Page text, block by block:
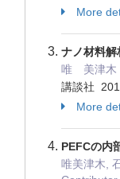
More
ナノ材料解
唯 美津木
講談社
More
PEFCの内
唯美津木,